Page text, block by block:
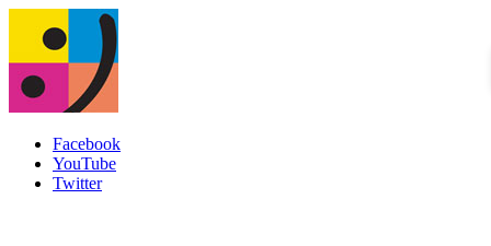
Facebook
YouTube
Twitter